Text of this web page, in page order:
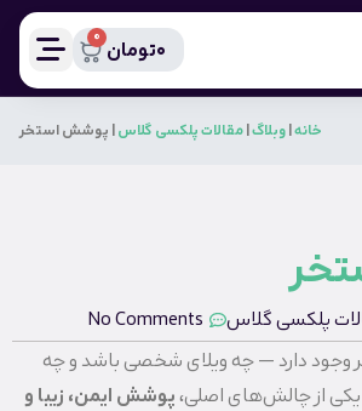
0تومان
0
خانه وبلاگ مقالات پلکسی گلاس پوشش استخر
پلکسی گلاس
No Comments
وجود دارد — چه ویلای شخصی باشد و چه
از چالش‌های اصلی،پوشش ایمن، زیبا و